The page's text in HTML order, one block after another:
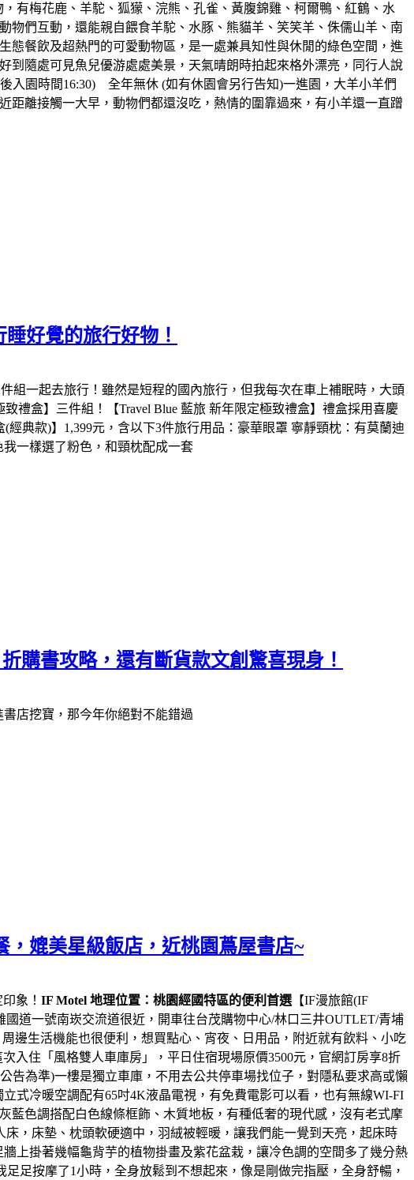
有梅花鹿、羊駝、狐獴、浣熊、孔雀、黃腹錦雞、柯爾鴨、紅鶴、水
物們互動，還能親自餵食羊駝、水豚、熊貓羊、笑笑羊、侏儒山羊、南
態餐飲及超熱門的可愛動物區，是一處兼具知性與休閒的綠色空間，進
到隨處可見魚兒優游處處美景，天氣晴朗時拍起來格外漂亮，同行人說
入園時間16:30) 全年無休 (如有休園會另行告知)一進園，大羊小羊們
離接觸一大早，動物們都還沒吃，熱情的圍靠過來，有小羊還一直蹭
好覺的旅行好物！
組一起去旅行！雖然是短程的國內旅行，但我每次在車上補眠時，大頭
禮盒】三件組！【Travel Blue 藍旅 新年限定極致禮盒】禮盒採用喜慶
典款)】1,399元，含以下3件旅行用品：豪華眼罩 寧靜頸枕：有莫蘭迪
一樣選了粉色，和頸枕配成一套
購書攻略，還有斷貨款文創驚喜現身！
店挖寶，那今年你絕對不能錯過
媲美星級飯店，近桃園蔦屋書店~
象！ IF Motel 地理位置：桃園經國特區的便利首選 【IF漫旅館(IF
道一號南崁交流道很近，開車往台茂購物中心/林口三井OUTLET/青埔
周邊生活機能也很便利，想買點心、宵夜、日用品，附近就有飲料、小吃
次入住「風格雙人車庫房」，平日住宿現場原價3500元，官網訂房享8折
告為準)一樓是獨立車庫，不用去公共停車場找位子，對隱私要求高或懶
式冷暖空調配有65吋4K液晶電視，有免費電影可以看，也有無線WI-FI
藍色調搭配白色線條框飾、木質地板，有種低奢的現代感，沒有老式摩
床，床墊、枕頭軟硬適中，羽絨被輕暖，讓我們能一覺到天亮，起床時
牆上掛著幾幅龜背芋的植物掛畫及紫花盆栽，讓冷色調的空間多了幾分熱
足按摩了1小時，全身放鬆到不想起來，像是剛做完指壓，全身舒暢，